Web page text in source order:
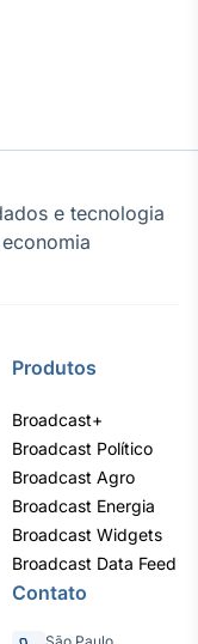
de
e tecnologia
Produtos
Broadcast+
Broadcast Político
Broadcast Agro
Broadcast Energia
Broadcast Widgets
Broadcast Data Feed
Contato